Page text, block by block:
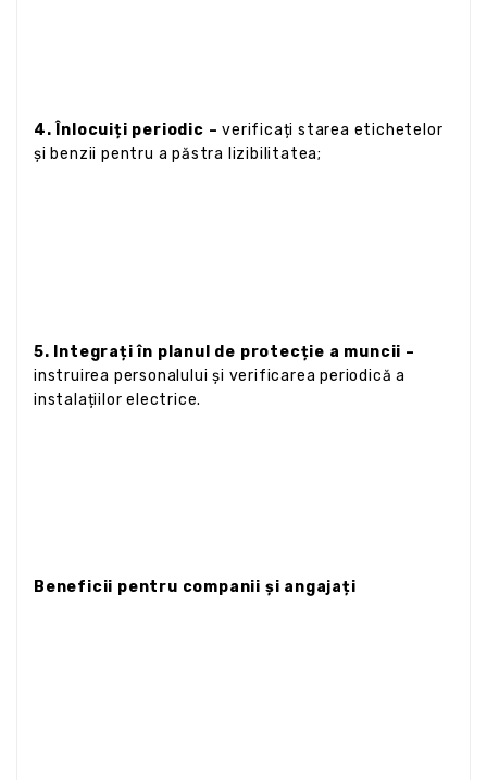
4. Înlocuiți periodic – verificați starea etichetelor
și benzii pentru a păstra lizibilitatea;
5. Integrați în planul de protecție a muncii –
instruirea personalului și verificarea periodică a
instalațiilor electrice.
Beneficii pentru companii și angajați